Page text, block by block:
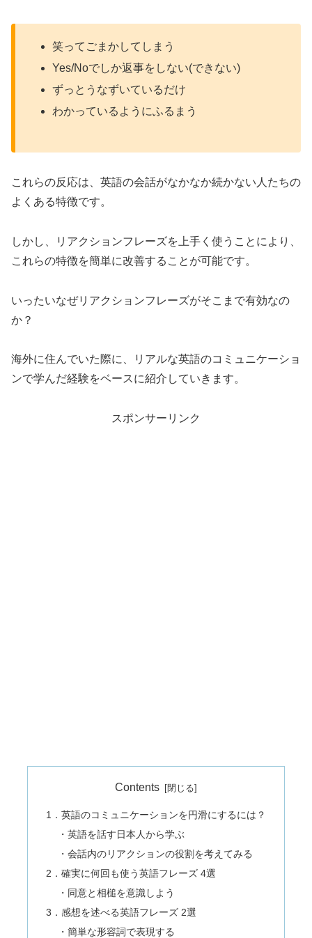
笑ってごまかしてしまう
Yes/Noでしか返事をしない(できない)
ずっとうなずいているだけ
わかっているようにふるまう
これらの反応は、英語の会話がなかなか続かない人たちの
よくある特徴です。
しかし、リアクションフレーズを上手く使うことにより、
これらの特徴を簡単に改善することが可能です。
いったいなぜリアクションフレーズがそこまで有効なの
か？
海外に住んでいた際に、リアルな英語のコミュニケーショ
ンで学んだ経験をベースに紹介していきます。
スポンサーリンク
Contents
1．英語のコミュニケーションを円滑にするには？
・英語を話す日本人から学ぶ
・会話内のリアクションの役割を考えてみる
2．確実に何回も使う英語フレーズ 4選
・同意と相槌を意識しよう
3．感想を述べる英語フレーズ 2選
・簡単な形容詞で表現する